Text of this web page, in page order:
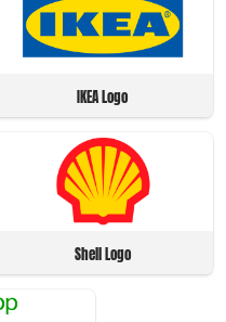
IKEA Logo
Shell Logo